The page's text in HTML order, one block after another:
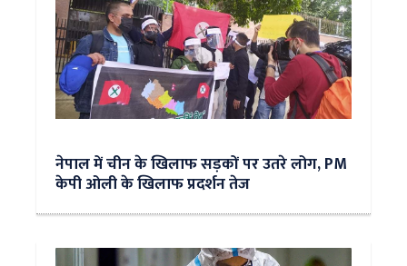
नेपाल में चीन के खिलाफ सड़कों पर उतरे लोग, PM
केपी ओली के खिलाफ प्रदर्शन तेज